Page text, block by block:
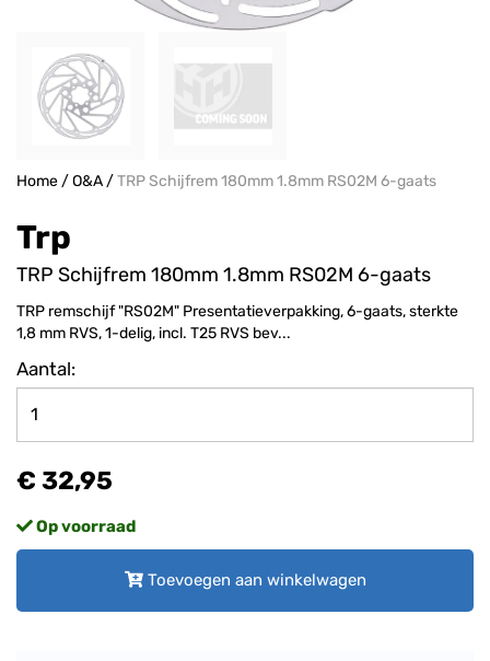
Home/O&A/TRP Schijfrem 180mm 1.8mm RS02M 6-gaats
Trp
TRP Schijfrem 180mm 1.8mm RS02M 6-gaats
TRP remschijf "RS02M" Presentatieverpakking, 6-gaats, sterkte
1,8 mm RVS, 1-delig, incl. T25 RVS bev...
Aantal:
€ 32,95
Op voorraad
Toevoegen aan winkelwagen